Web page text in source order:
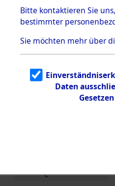
5.3.1 Alliierte
Erhebungen
zu
Todesmärsch
en
5.3.2
g
5.3.3
Todesmärsch
e
Bitte kontaktieren Sie
bestimmter
Sie möchten mehr über
Daten